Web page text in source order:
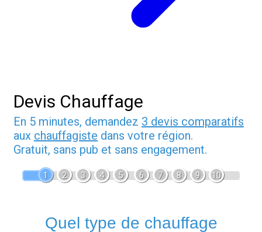
Devis Chauffage
En 5 minutes, demandez 3 devis comparatifs
aux chauffagiste dans votre région.
Gratuit, sans pub et sans engagement.
1 2 3 4 5 6 7 8 9 10
Quel type de chauffage